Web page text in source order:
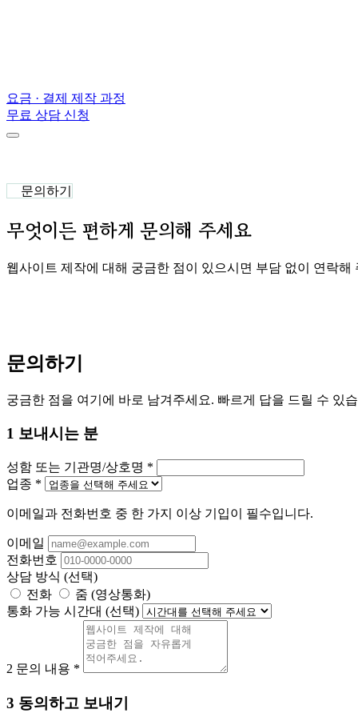
요금 · 결제 제작 과정
무료 상담 신청
문의하기
무엇이든 편하게 문의해 주세요
웹사이트 제작에 대해 궁금한 점이 있으시면 부담 없이 연락해
문의하기
궁금한 점을 여기에 바로 남겨주세요. 빠르게 답을 드릴 수 있
1 보내시는 분
성함 또는 기관명/상호명 *
업종 *
이메일과 전화번호 중 한 가지 이상 기입이 필수입니다.
이메일
전화번호
상담 방식 (선택)
전화
줌 (영상통화)
통화 가능 시간대 (선택)
2 문의 내용 *
3 동의하고 보내기